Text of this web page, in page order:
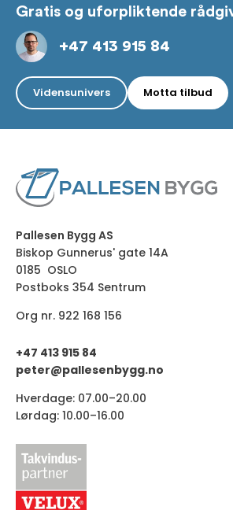
Gratis og uforpliktende
+47 413 915 84
Vidensunivers Motta tilbud
Pallesen Bygg AS
Biskop Gunnerus' gate 14A
0185 OSLO
Postboks 354 Sentrum
Org nr. 922 168 156
+47 413 915 84
peter@pallesenbygg.no
Hverdage: 07.00–20.00
Lørdag: 10.00–16.00